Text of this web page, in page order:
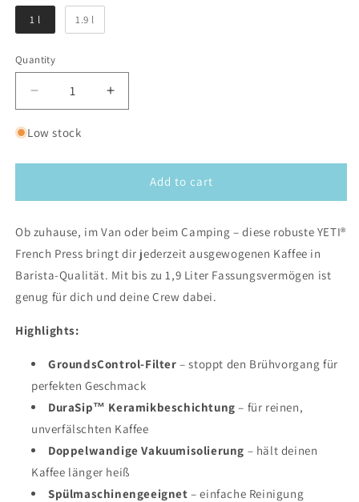
1 l 1.9 l
Quantity
Decrease
quantity
for
French
Increase
quantity
French
Low stock
Add to cart
Ob zuhause, im Van oder beim Camping – diese robuste YETI®
French Press bringt dir jederzeit ausgewogenen Kaffee in
Barista-Qualität. Mit bis zu 1,9 Liter Fassungsvermögen ist
genug für dich und deine Crew dabei.
Highlights:
GroundsControl-Filter – stoppt den Brühvorgang für
perfekten Geschmack
DuraSip™ Keramikbeschichtung– für reinen,
unverfälschten Kaffee
Doppelwandige Vakuumisolierung – hält deinen
Kaffee länger heiß
Spülmaschinengeeignet – einfache Reinigung